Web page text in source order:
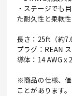
・ステージでも
た耐久性と柔軟性
長さ：25ft（約
プラグ：REAN
導体：14 AWG x
※商品の仕様、
ことがあります。